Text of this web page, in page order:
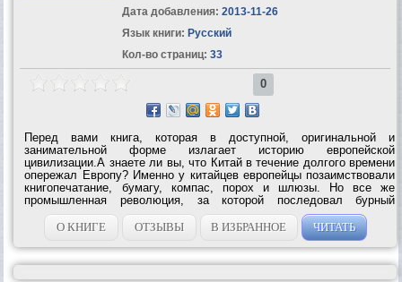
Дата добавления: 2013-11-26
Язык книги: Русский
Кол-во страниц: 33
0
Перед вами книга, которая в доступной, оригинальной и
занимательной форме излагает историю европейской
цивилизации.А знаете ли вы, что Китай в течение долгого времени
опережал Европу? Именно у китайцев европейцы позаимствовали
книгопечатание, бумагу, компас, порох и шлюзы. Но все же
промышленная революция, за которой последовал бурный
экономический рост, произошла не где-нибудь, а в Европе.В чем
же кроется секрет неожиданного и...
О КНИГЕ ОТЗЫВЫ В ИЗБРАННОЕ ЧИТАТЬ